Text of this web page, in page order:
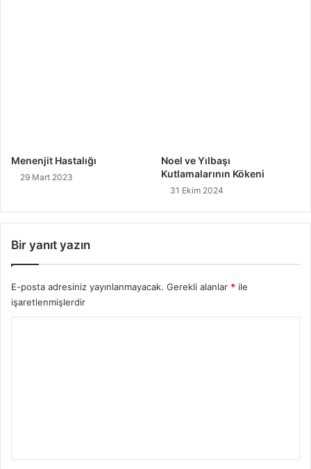
Menenjit Hastalığı
29 Mart 2023
Noel ve Yılbaşı
Kutlamalarının Kökeni
31 Ekim 2024
Bir yanıt yazın
E-posta adresiniz yayınlanmayacak. Gerekli alanlar * ile
işaretlenmişlerdir